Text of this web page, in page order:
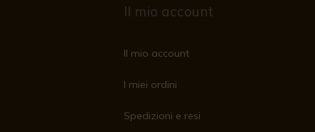
Il mio account
Il mio account
I miei ordini
Spedizioni e resi